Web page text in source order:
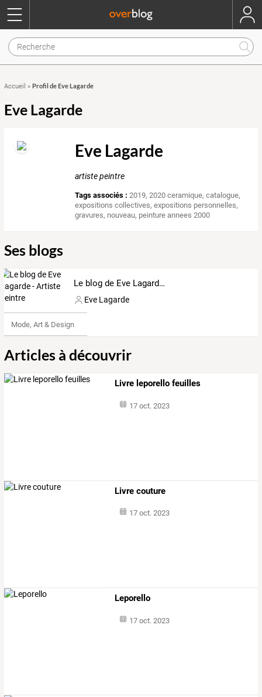
Accueil » Profil de Eve Lagarde
Eve Lagarde
Eve Lagarde
artiste peintre
Tags associés : 2019,2020 ceramique,catalogue,
expositions collectives,expositions personnelles,
gravures, nouveau, peinture annees 2000
Ses blogs
Le blog de Eve Lagarde - Artiste peintre
Eve Lagarde
Mode, Art & Design
Articles à découvrir
Livre leporello feuilles
17 oct. 2023
Livre couture
17 oct. 2023
Leporello
17 oct. 2023